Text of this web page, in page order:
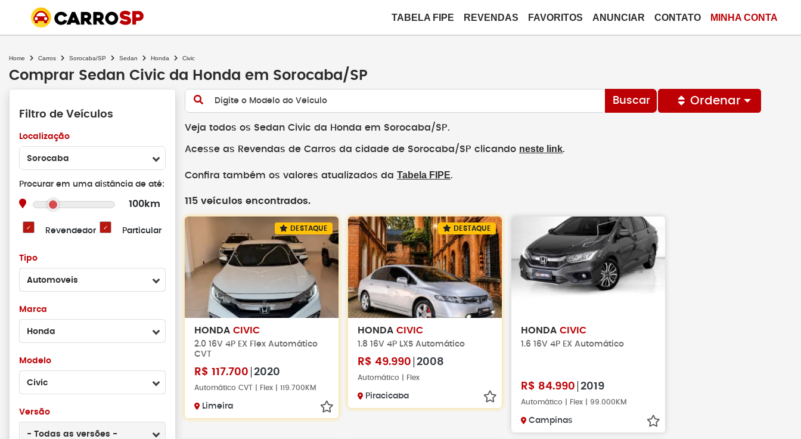
TABELA FIPE REVENDAS FAVORITOS ANUNCIAR CONTATO MINHA CONTA
Home Carros Sorocaba/SP Sedan Honda Civic
Comprar Sedan Civic da Honda em Sorocaba/SP
Filtro de Veículos
Localização
Sorocaba
Procurar em uma distância de até:
100km
Revendedor Particular
Tipo
Automoveis
Marca
Honda
Modelo
Civic
Versão
- Todas as versões -
Digite o Modelo do Veículo Buscar Ordenar
Veja todos os Sedan Civic da Honda em Sorocaba/SP.
Acesse as Revendas de Carros da cidade de Sorocaba/SP clicando neste link.
Confira também os valores atualizados da Tabela FIPE.
115 veículos encontrados.
DESTAQUE
HONDA CIVIC
2.0 16V 4P EX Flex Automático
CVT
R$ 117.700 2020
Automático CVT | Flex | 119.700KM
Limeira
DESTAQUE
HONDA CIVIC
1.8 16V 4P LXS Automático
R$ 49.990 2008
Automático | Flex
Piracicaba
HONDA CIVIC
1.6 16V 4P EX Automático
R$ 84.990 2019
Automático | Flex | 99.000KM
Campinas